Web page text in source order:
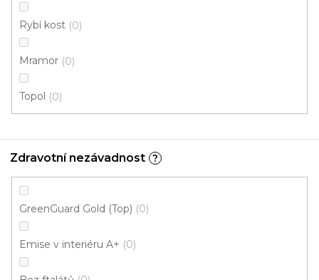
Rybí kost 0
Mramor 0
Topol 0
Zdravotní nezávadnost ?
GreenGuard Gold (Top) 0
Emise v interiéru A+ 0
U vás za 3-7 dní
442 Kč
599 Kč